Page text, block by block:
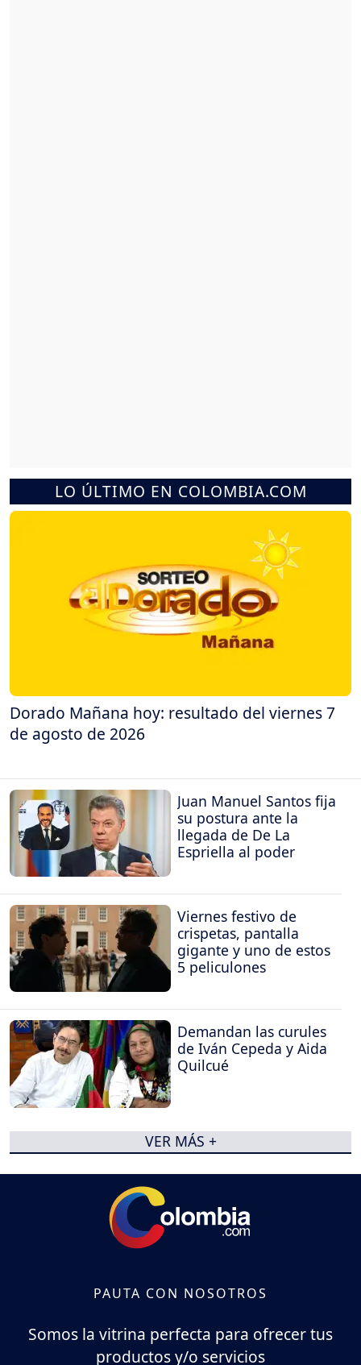
LO ÚLTIMO EN COLOMBIA.COM
Dorado Mañana hoy: resultado del viernes 7
de agosto de 2026
Juan Manuel Santos fija
su postura ante la
llegada de De La
Espriella al poder
Viernes festivo de
crispetas, pantalla
gigante y uno de estos
5 peliculones
Demandan las curules
de Iván Cepeda y Aida
Quilcué
VER MÁS +
PAUTA CON NOSOTROS
Somos la vitrina perfecta para ofrecer tus
productos y/o servicios